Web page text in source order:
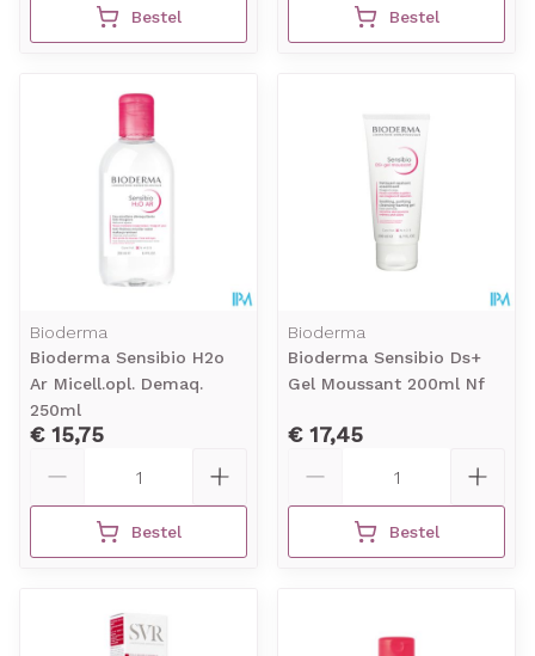
Bestel Bestel
Bioderma
Bioderma Sensibio H2o
Ar Micell.opl. Demaq.
250ml
€ 15,75
Bestel
Bioderma
Bioderma Sensibio Ds+
Gel Moussant 200ml Nf
€ 17,45
Bestel